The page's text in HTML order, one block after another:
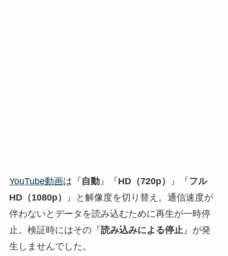
YouTube動画は『 自動』『HD（720p） 』『 フル
HD（1080p）
』と解像度を切り替え。通信速度が
伴わないとデータを読み込むために再生が一時停
止。検証時にはその『読み込みによる停止』が発
生しませんでした。